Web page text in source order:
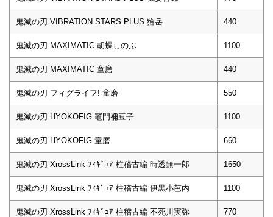
鬼滅の刃 VIBRATION STARS PLUS 獪岳 440
鬼滅の刃 MAXIMATIC 胡蝶しのぶ 1100
鬼滅の刃 MAXIMATIC 童磨 440
鬼滅の刃 フィグライフ! 童磨 550
鬼滅の刃 HYOKOFIG 竈門禰豆子 1100
鬼滅の刃 HYOKOFIG 童磨 660
鬼滅の刃 XrossLink ﾌｨｷﾞｭｱ 柱稽古編 時透無一郎 1650
鬼滅の刃 XrossLink ﾌｨｷﾞｭｱ 柱稽古編 伊黒小芭内 1100
鬼滅の刃 XrossLink ﾌｨｷﾞｭｱ 柱稽古編 不死川実弥 770